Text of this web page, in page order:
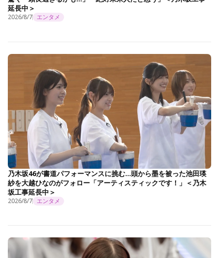
延長中＞
2026/8/7 エンタメ
乃木坂46が書道パフォーマンスに挑む…頭から墨を被った池田瑛
紗を大越ひなのがフォロー「アーティスティックです！」＜乃木
坂工事延長中＞
2026/8/7 エンタメ